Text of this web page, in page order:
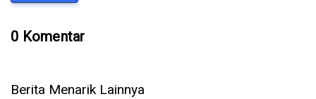
0 Komentar
Berita Menarik Lainnya